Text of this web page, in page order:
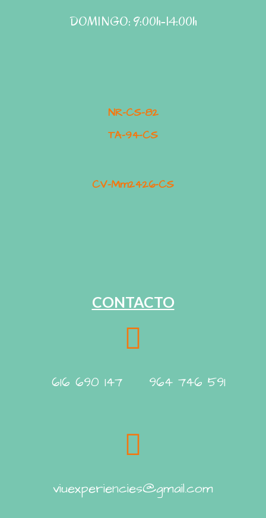
DOMINGO: 9:00h-14:00h
NR-CS-82
TA-94-CS
CV-Mm2426-CS
CONTACTO
616 690 147 964 746 591
viuexperiencies@gmail.com